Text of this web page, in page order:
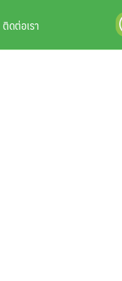
ติดต่อเรา